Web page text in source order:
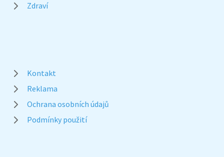
Zdraví
Kontakt
Reklama
Ochrana osobních údajů
Podmínky použití